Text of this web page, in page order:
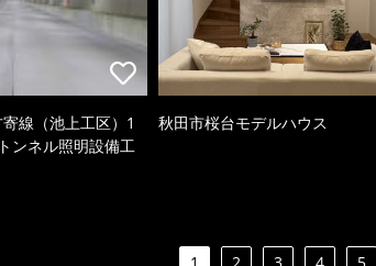
線（池上工区）1
ンネル照明設備工
秋田市桜台モデルハウス